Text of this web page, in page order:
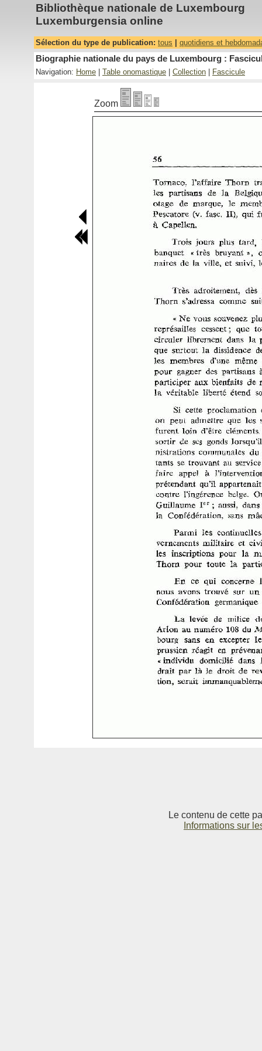
Bibliothèque nationale de Luxembourg
Luxemburgensia online
Sélection du type de publication: tous quotidiens et
Biographie nationale du pays de Luxembourg :
Navigation: Home Table onomastique Collection Fascicule
Zoom
Le contenu de cette
Informations sur